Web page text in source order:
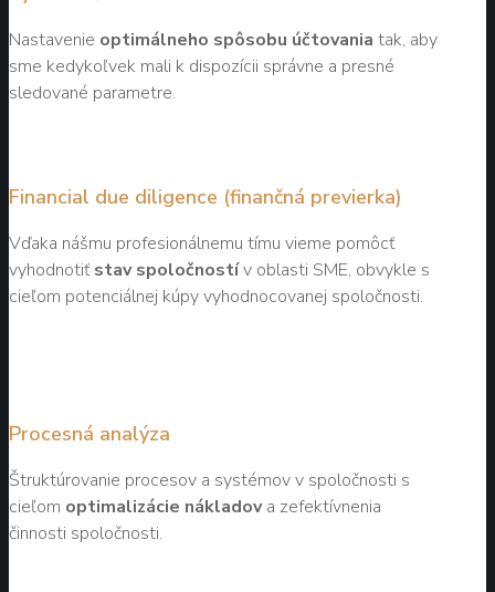
Nastavenie optimálneho spôsobu účtovania tak, aby
sme kedykoľvek mali k dispozícii správne a presné
sledované parametre.
Financial due diligence (finančná previerka)
Vďaka nášmu profesionálnemu tímu vieme pomôcť
vyhodnotiťstav spoločnostív oblasti SME, obvykle s
cieľom potenciálnej kúpy vyhodnocovanej spoločnosti.
Procesná analýza
Štruktúrovanie procesov a systémov v spoločnosti s
cieľom optimalizácie nákladova zefektívnenia
činnosti spoločnosti.